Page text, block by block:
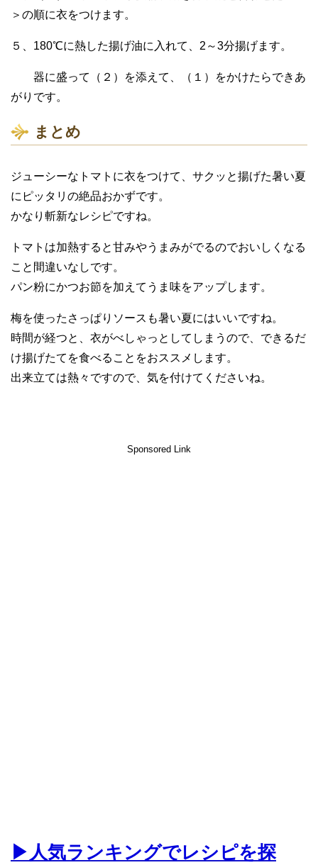
＞の順に衣をつけます。
５、180℃に熱した揚げ油に入れて、2～3分揚げます。
器に盛って（２）を添えて、（１）をかけたらできあ
がりです。
まとめ
ジューシーなトマトに衣をつけて、サクッと揚げた暑い夏
にピッタリの絶品おかずです。
かなり斬新なレシピですね。
トマトは加熱すると甘みやうまみがでるのでおいしくなる
こと間違いなしです。
パン粉にかつお節を加えてうま味をアップします。
梅を使ったさっぱりソースも暑い夏にはいいですね。
時間が経つと、衣がべしゃっとしてしまうので、できるだ
け揚げたてを食べることをおススメします。
出来立ては熱々ですので、気を付けてくださいね。
Sponsored Link
▶人気ランキングでレシピを探